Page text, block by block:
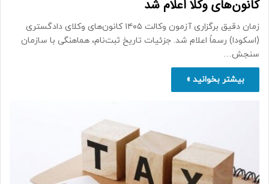
کانون‌های وکلا اعلام شد
زمان دقیق برگزاری آزمون وکالت ۱۴۰۵ کانون‌های وکلای دادگستری
(اسکودا) رسماً اعلام شد. جزئیات تاریخ ثبت‌نام، هماهنگی با سازمان
سنجش…
بیشتر بخوانید »